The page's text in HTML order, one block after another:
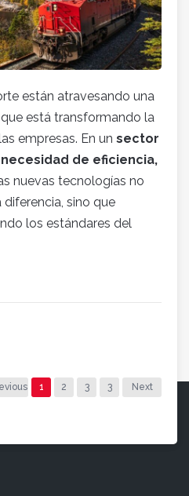
están atravesando una
está transformando la
empresas. En un sector
de eficiencia,
nuevas tecnologías no
sino que
los estándares del
1 2 3 3 Next